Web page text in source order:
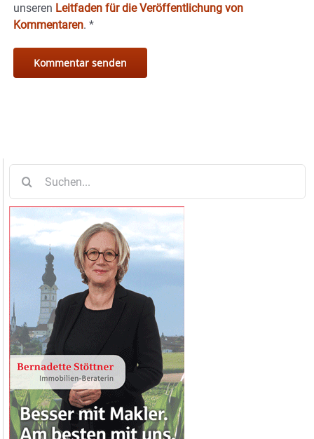
unseren Leitfaden für die Veröffentlichung von
Kommentaren. *
nach: